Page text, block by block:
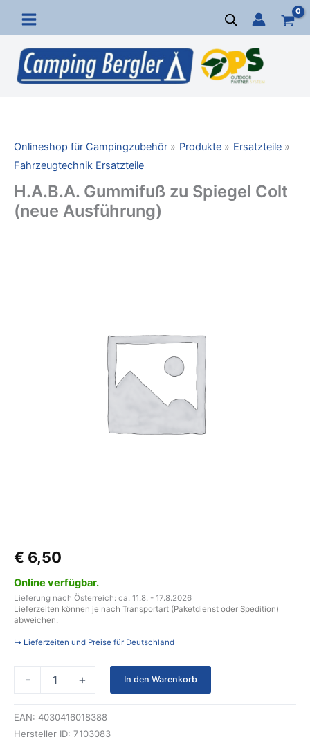
Inhalt
springen
Onlineshop für Campingzubehör Produkte
Ersatzteile
Fahrzeugtechnik Ersatzteile
H.A.B.A. Gummifuß zu Spiegel Colt
(neue Ausführung)
€ 6,50
Online verfügbar.
Lieferung nach Österreich: ca. 11.8. - 17.8.2026
Lieferzeiten können je nach Transportart (Paketdienst oder Spedition)
abweichen.
↳ Lieferzeiten und Preise für Deutschland
- + In den Warenkorb
EAN: 4030416018388
Hersteller ID: 7103083